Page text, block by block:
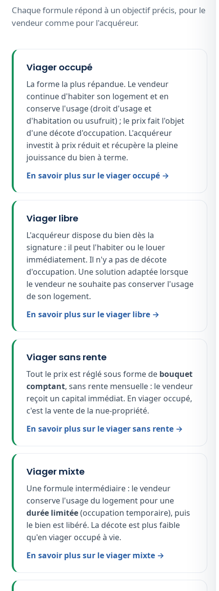
Chaque formule répond à un objectif précis, pour le
vendeur comme pour l'acquéreur.
Viager occupé
La forme la plus répandue. Le vendeur
continue d'habiter son logement et en
conserve l'usage (droit d'usage et
d'habitation ou usufruit) ; le prix fait l'objet
d'une décote d'occupation. L'acquéreur
investit à prix réduit et récupère la pleine
jouissance du bien à terme.
En savoir plus sur le viager occupé →
Viager libre
L'acquéreur dispose du bien dès la
signature : il peut l'habiter ou le louer
immédiatement. Il n'y a pas de décote
d'occupation. Une solution adaptée lorsque
le vendeur ne souhaite pas conserver l'usage
de son logement.
En savoir plus sur le viager libre →
Viager sans rente
Tout le prix est réglé sous forme de bouquet
comptant, sans rente mensuelle : le vendeur
reçoit un capital immédiat. En viager occupé,
c'est la vente de la nue-propriété.
En savoir plus sur le viager sans rente →
Viager mixte
Une formule intermédiaire : le vendeur
conserve l'usage du logement pour une
durée limitée(occupation temporaire), puis
le bien est libéré. La décote est plus faible
qu'en viager occupé à vie.
En savoir plus sur le viager mixte →